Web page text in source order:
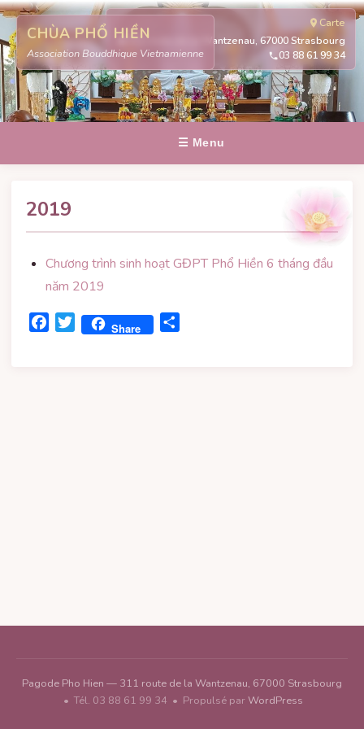
CHÙA PHỔ HIỀN
Association Bouddhique Vietnamienne
Carte
311 route de la Wantzenau, 67000 Strasbourg
03 88 61 99 34
☰ Menu
2019
Chương trình sinh hoạt GĐPT Phổ Hiền 6 tháng đầu
năm 2019
Facebook
TwitterShare
Pagode Pho Hien — 311 route de la Wantzenau, 67000 Strasbourg
• Tél. 03 88 61 99 34 • Propulsé par WordPress